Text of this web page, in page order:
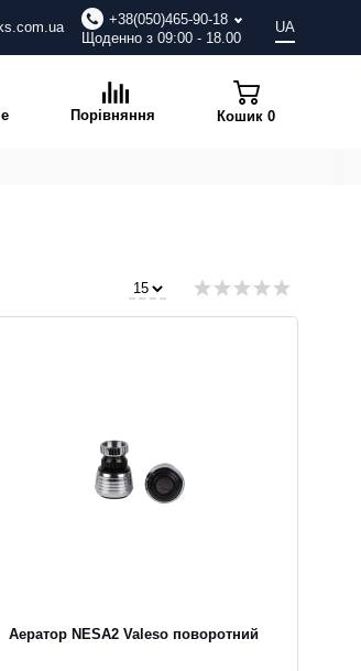
+38(050)465-90-18
Щоденно з 09:00 - 18.00
UA
Порівняння Кошик 0
Аератор NESA2 Valeso поворотний